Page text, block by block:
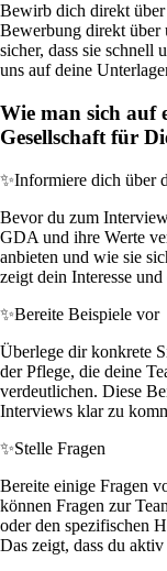
Bewirb dich direkt über
Bewerbung direkt über
sicher, dass sie schnell
uns auf deine
Wie man sich auf
Gesellschaft für
✨Informiere dich über
Bevor du zum
GDA und ihre Werte
anbieten und wie sie
zeigt dein Interesse
✨Bereite Beispiele vor
Überlege dir konkrete
der Pflege, die deine
verdeutlichen. Diese
Interviews klar zu
✨Stelle Fragen
Bereite einige Fragen
können Fragen zur
oder den spezifischen
Das zeigt, dass du